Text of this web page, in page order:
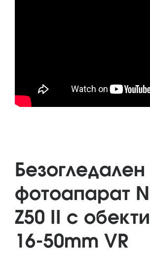
Безогледален
фотоапарат
Z50 II с
16-50mm VR